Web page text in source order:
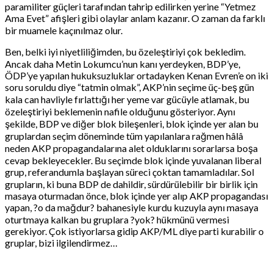
paramiliter güçleri tarafından tahrip edilirken yerine “Yetmez
Ama Evet” afişleri gibi olaylar anlam kazanır. O zaman da farklı
bir muamele kaçınılmaz olur.
Ben, belki iyi niyetliliğimden, bu özeleştiriyi çok bekledim.
Ancak daha Metin Lokumcu’nun kanı yerdeyken, BDP’ye,
ÖDP’ye yapılan hukuksuzluklar ortadayken Kenan Evren’e on iki
soru soruldu diye “tatmin olmak”, AKP’nin seçime üç-beş gün
kala can havliyle fırlattığı her yeme var gücüyle atlamak, bu
özeleştiriyi beklemenin nafile olduğunu gösteriyor. Aynı
şekilde, BDP ve diğer blok bileşenleri, blok içinde yer alan bu
gruplardan seçim döneminde tüm yapılanlara rağmen hâlâ
neden AKP propagandalarına alet olduklarını sorarlarsa boşa
cevap bekleyecekler. Bu seçimde blok içinde yuvalanan liberal
grup, referandumla başlayan süreci çoktan tamamladılar. Sol
grupların, ki buna BDP de dahildir, sürdürülebilir bir birlik için
masaya oturmadan önce, blok içinde yer alıp AKP propagandası
yapan, ?o da mağdur? bahanesiyle kurdu kuzuyla aynı masaya
oturtmaya kalkan bu gruplara ?yok? hükmünü vermesi
gerekiyor. Çok istiyorlarsa gidip AKP/ML diye parti kurabilir o
gruplar, bizi ilgilendirmez…